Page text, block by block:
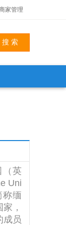
家管理
英
Uni
称缅
，
成员